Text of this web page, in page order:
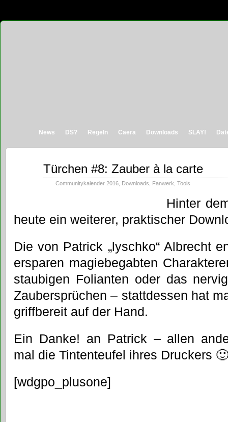
News DS? Regeln Caera Downloads SLAY!
Türchen #8: Zauber à la carte
Communitykalender 2016 Downloads Fanwerk Tools
Hinter
heute ein weiterer, praktischer
Die von Patrick „lyschko“ Albrecht
ersparen magiebegabten
staubigen Folianten oder das
Zaubersprüchen – stattdessen hat
griffbereit auf der Hand.
Ein Danke! an Patrick – allen
mal die Tintenteufel ihres Druckers 🙂
[wdgpo_plusone]